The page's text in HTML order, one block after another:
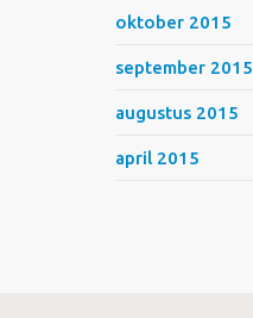
oktober 2015
september 2015
augustus 2015
april 2015